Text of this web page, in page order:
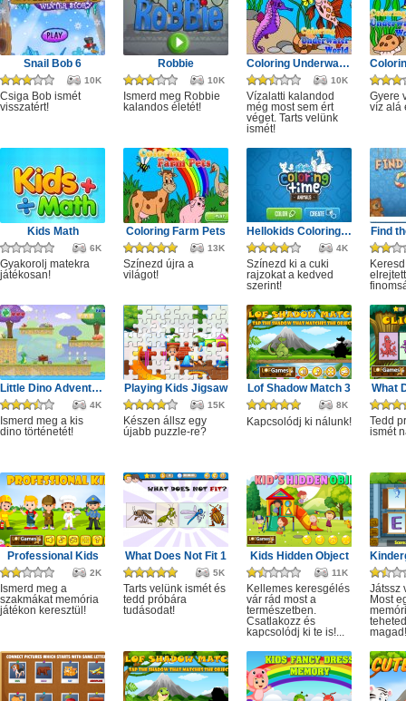
Snail Bob 6
10K
Csiga Bob ismét
visszatért!
Robbie
10K
Ismerd meg Robbie
kalandos életét!
Coloring Underwater World 3
10K
Vízalatti kalandod
még most sem ért
véget. Tarts velünk
ismét!
Gyere
víz alá
Kids Math
6K
Gyakorolj matekra
játékosan!
Coloring Farm Pets
13K
Színezd újra a
világot!
Hellokids Coloring Time
4K
Színezd ki a cuki
rajzokat a kedved
szerint!
Find
elrejtett
Little Dino Adventure
4K
Ismerd meg a kis
dino történetét!
Playing Kids Jigsaw
15K
Készen állsz egy
újabb puzzle-re?
Lof Shadow Match 3
8K
Kapcsolódj ki nálunk!
What
Tedd
ismét
Professional Kids
2K
Ismerd meg a
szakmákat memória
játékon keresztül!
What Does Not Fit 1
5K
Tarts velünk ismét és
tedd próbára
tudásodat!
Kids Hidden Object
11K
Kellemes keresgélés
vár rád most a
természetben.
Csatlakozz és
kapcsolódj ki te is!...
Játssz
Most
magad!